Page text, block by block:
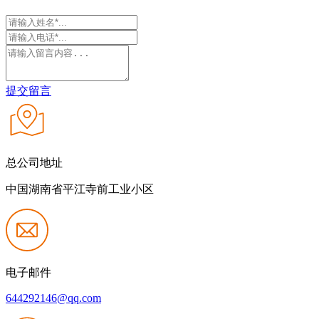
提交留言
总公司地址
中国湖南省平江寺前工业小区
电子邮件
644292146@qq.com